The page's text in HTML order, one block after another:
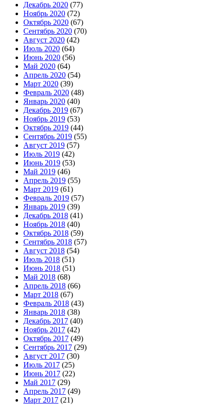
Декабрь 2020 (77)
Ноябрь 2020 (72)
Октябрь 2020 (67)
Сентябрь 2020 (70)
Август 2020 (42)
Июль 2020 (64)
Июнь 2020 (56)
Май 2020 (64)
Апрель 2020 (54)
Март 2020 (39)
Февраль 2020 (48)
Январь 2020 (40)
Декабрь 2019 (67)
Ноябрь 2019 (53)
Октябрь 2019 (44)
Сентябрь 2019 (55)
Август 2019 (57)
Июль 2019 (42)
Июнь 2019 (53)
Май 2019 (46)
Апрель 2019 (55)
Март 2019 (61)
Февраль 2019 (57)
Январь 2019 (39)
Декабрь 2018 (41)
Ноябрь 2018 (40)
Октябрь 2018 (59)
Сентябрь 2018 (57)
Август 2018 (54)
Июль 2018 (51)
Июнь 2018 (51)
Май 2018 (68)
Апрель 2018 (66)
Март 2018 (67)
Февраль 2018 (43)
Январь 2018 (38)
Декабрь 2017 (40)
Ноябрь 2017 (42)
Октябрь 2017 (49)
Сентябрь 2017 (29)
Август 2017 (30)
Июль 2017 (25)
Июнь 2017 (22)
Май 2017 (29)
Апрель 2017 (49)
Март 2017 (21)